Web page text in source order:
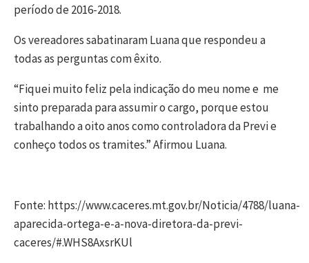
período de 2016-2018.
Os vereadores sabatinaram Luana que respondeu a
todas as perguntas com êxito.
“Fiquei muito feliz pela indicação do meu nome e me
sinto preparada para assumir o cargo, porque estou
trabalhando a oito anos como controladora da Previ e
conheço todos os tramites.” Afirmou Luana.
Fonte: https://www.caceres.mt.gov.br/Noticia/4788/luana-
aparecida-ortega-e-a-nova-diretora-da-previ-
caceres/#.WHS8AxsrKUl